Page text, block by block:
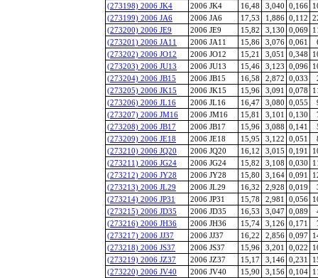
(273198) 2006 JK4
2006 JK4 16,48 3,040 0,166
(273199) 2006 JA6
2006 JA6 17,53 1,886 0,112
(273200) 2006 JE9
2006 JE9 15,82 3,130 0,069
(273201) 2006 JA11
2006 JA11 15,86 3,076 0,061
(273202) 2006 JO12
2006 JO12 15,21 3,051 0,348
(273203) 2006 JU13
2006 JU13 15,46 3,123 0,096
(273204) 2006 JB15
2006 JB15 16,58 2,872 0,033
(273205) 2006 JK15
2006 JK15 15,96 3,091 0,078
(273206) 2006 JL16
2006 JL16 16,47 3,080 0,055
(273207) 2006 JM16
2006 JM16 15,81 3,101 0,130
(273208) 2006 JB17
2006 JB17 15,96 3,088 0,141
(273209) 2006 JE18
2006 JE18 15,95 3,122 0,051
(273210) 2006 JQ20
2006 JQ20 16,12 3,015 0,191
(273211) 2006 JG24
2006 JG24 15,82 3,108 0,030
(273212) 2006 JY28
2006 JY28 15,80 3,164 0,091
(273213) 2006 JL29
2006 JL29 16,32 2,928 0,019
(273214) 2006 JP31
2006 JP31 15,78 2,981 0,056
(273215) 2006 JD35
2006 JD35 16,53 3,047 0,089
(273216) 2006 JH36
2006 JH36 15,74 3,126 0,171
(273217) 2006 JJ37
2006 JJ37 16,22 2,856 0,097
(273218) 2006 JS37
2006 JS37 15,96 3,201 0,022
(273219) 2006 JZ37
2006 JZ37 15,17 3,146 0,231
(273220) 2006 JV40
2006 JV40 15,90 3,156 0,104